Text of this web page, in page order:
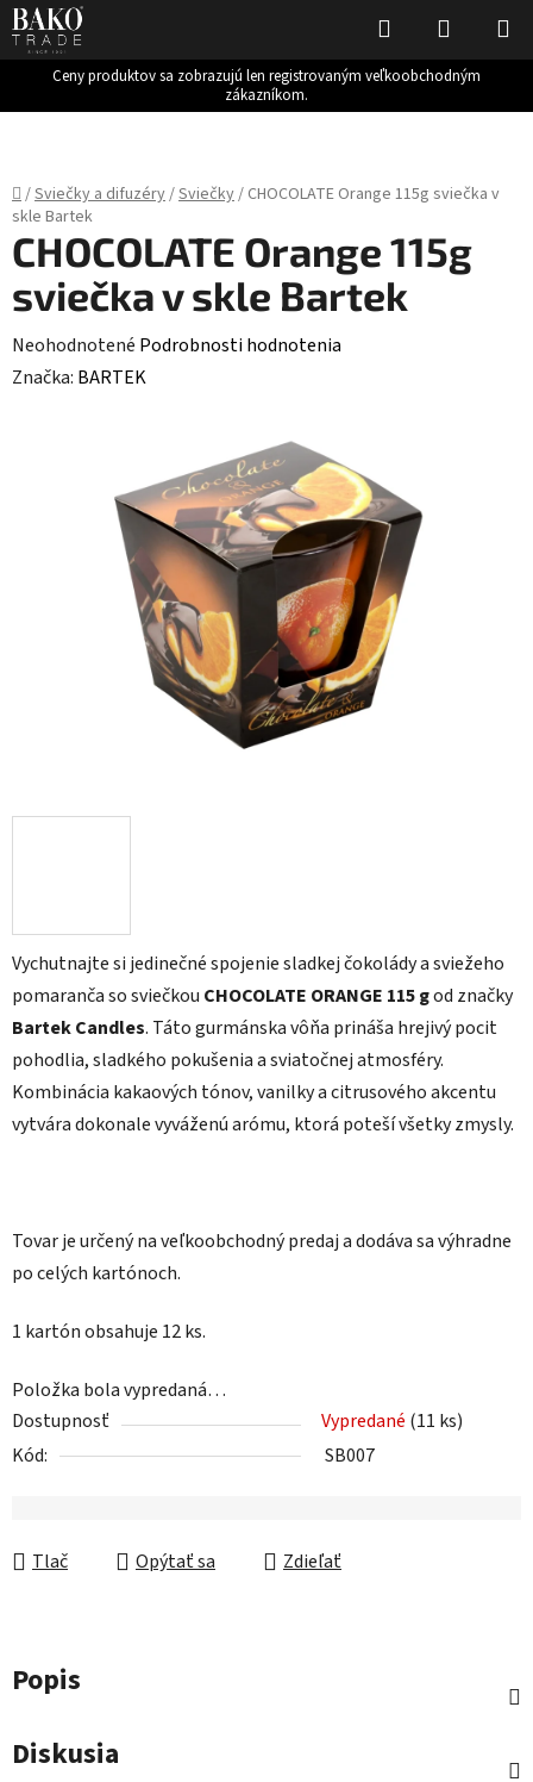
Ceny produktov sa zobrazujú len registrovaným veľkoobchodným
zákazníkom.
Hľadať
KOŠÍK
Domov
/Sviečky a difuzéry/Sviečky/ CHOCOLATE Orange 115g sviečka v
skle Bartek
Vychutnajte si jedinečné spojenie sladkej čokolády a sviežeho
pomaranča so sviečkou CHOCOLATE ORANGE 115 god značky
Bartek Candles. Táto gurmánska vôňa prináša hrejivý pocit
pohodlia, sladkého pokušenia a sviatočnej atmosféry.
Kombinácia kakaových tónov, vanilky a citrusového akcentu
vytvára dokonale vyváženú arómu, ktorá poteší všetky zmysly.
Tovar je určený na veľkoobchodný predaj a dodáva sa výhradne
po celých kartónoch.
1 kartón obsahuje 12 ks.
Položka bola vypredaná…
Dostupnosť
Vypredané (11 ks)
Kód:
SB007
Tlač Opýtať sa Zdieľať
CHOCOLATE Orange 115g
sviečka v skle Bartek
Priemerné
hodnotenie
Neohodnotené Podrobnosti hodnotenia
Značka: BARTEK
Popis
Diskusia